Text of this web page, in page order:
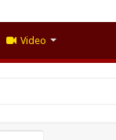
Video